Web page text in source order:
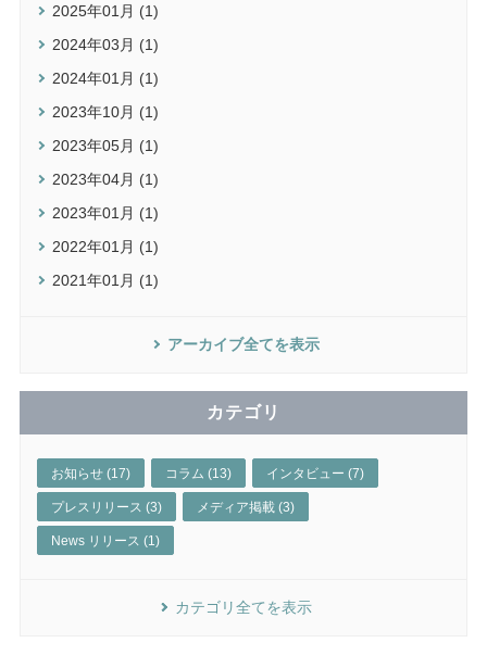
2025年01月 (1)
2024年03月 (1)
2024年01月 (1)
2023年10月 (1)
2023年05月 (1)
2023年04月 (1)
2023年01月 (1)
2022年01月 (1)
2021年01月 (1)
アーカイブ全てを表示
カテゴリ
お知らせ (17) コラム (13) インタビュー (7)
プレスリリース (3) メディア掲載 (3)
News リリース (1)
カテゴリ全てを表示